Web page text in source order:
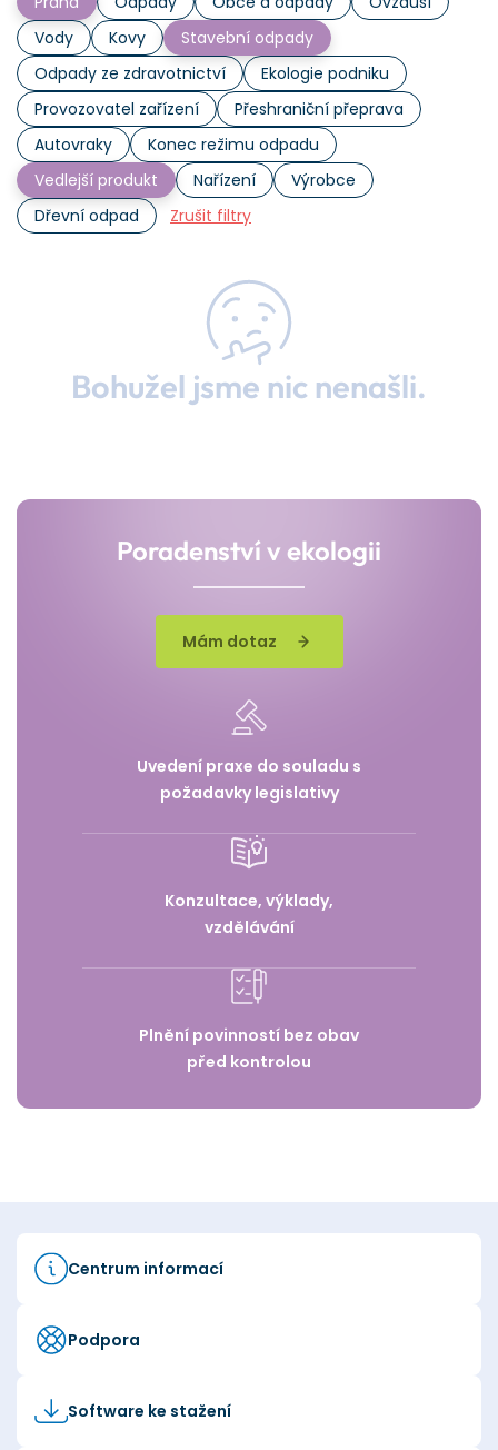
Vody
Kovy
Stavební odpady
Odpady ze zdravotnictví
Ekologie podniku
Provozovatel zařízení
Přeshraniční přeprava
Autovraky
Konec režimu odpadu
Vedlejší produkt
Nařízení
Výrobce
Dřevní odpad
Zrušit filtry
Bohužel jsme nic nenašli.
Poradenství v ekologii
Mám dotaz
Uvedení praxe do souladu s
požadavky legislativy
Konzultace, výklady,
vzdělávání
Plnění povinností bez obav
před kontrolou
Centrum informací
Podpora
Software ke stažení